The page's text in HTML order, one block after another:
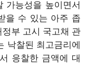
가능성을 높이면서
을 수 있는 아주 좁
부 고시 국고채 관
낙찰된 최고금리에
응찰한 금액에 대